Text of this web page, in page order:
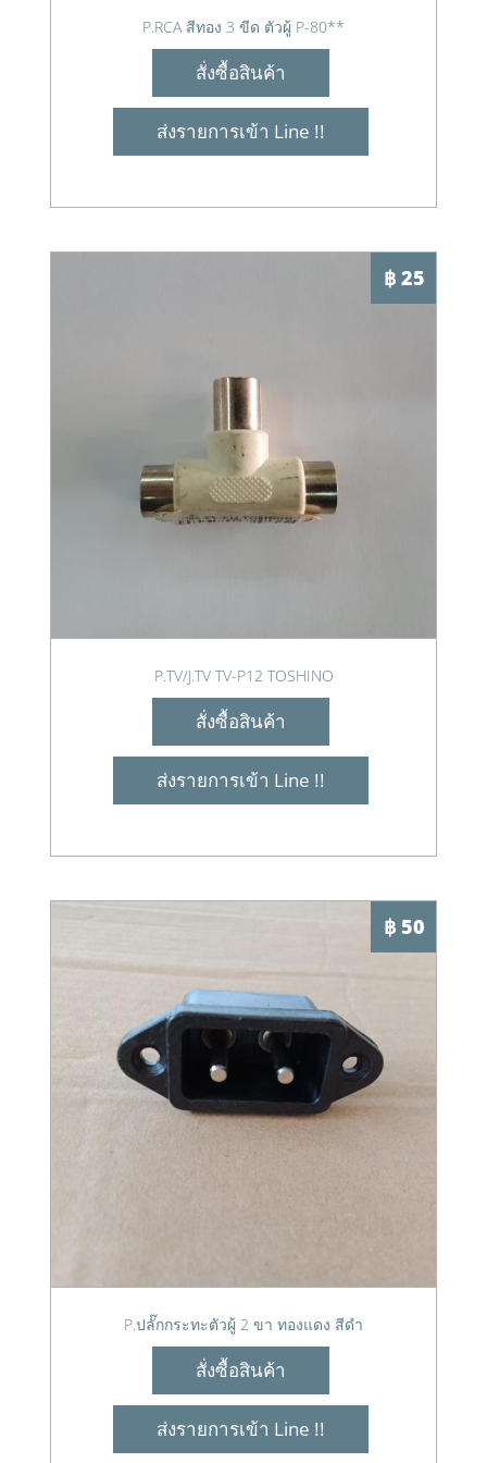
P.RCA สีทอง 3 ขีด ตัวผู้ P-80**
สั่งซื้อสินค้า
ส่งรายการเข้า Line !!
฿ 25
P.TV/J.TV TV-P12 TOSHINO
สั่งซื้อสินค้า
ส่งรายการเข้า Line !!
฿ 50
P.ปลั๊กกระทะตัวผู้ 2 ขา ทองแดง สีดำ
สั่งซื้อสินค้า
ส่งรายการเข้า Line !!